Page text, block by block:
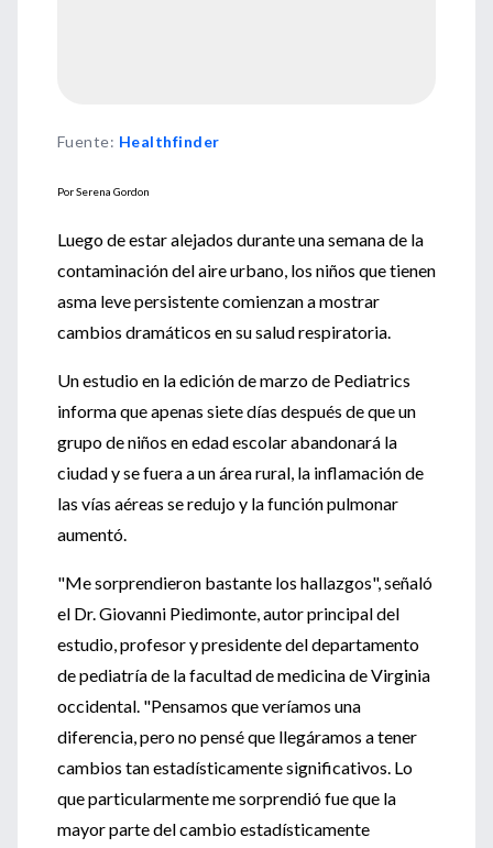
Fuente: Healthfinder
Por Serena Gordon
Luego de estar alejados durante una semana de la
contaminación del aire urbano, los niños que tienen
asma leve persistente comienzan a mostrar
cambios dramáticos en su salud respiratoria.
Un estudio en la edición de marzo de Pediatrics
informa que apenas siete días después de que un
grupo de niños en edad escolar abandonará la
ciudad y se fuera a un área rural, la inflamación de
las vías aéreas se redujo y la función pulmonar
aumentó.
"Me sorprendieron bastante los hallazgos", señaló
el Dr. Giovanni Piedimonte, autor principal del
estudio, profesor y presidente del departamento
de pediatría de la facultad de medicina de Virginia
occidental. "Pensamos que veríamos una
diferencia, pero no pensé que llegáramos a tener
cambios tan estadísticamente significativos. Lo
que particularmente me sorprendió fue que la
mayor parte del cambio estadísticamente